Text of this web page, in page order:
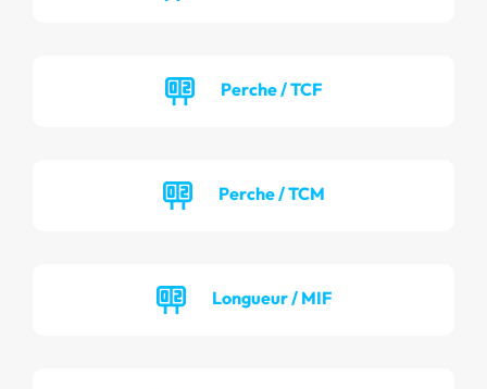
Perche / TCF
Perche / TCM
Longueur / MIF